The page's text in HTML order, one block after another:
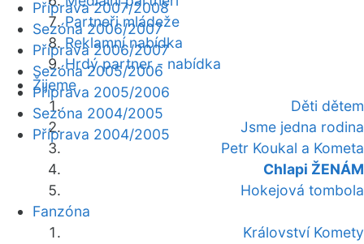
Partneři mládeže
Reklamní nabídka
Hrdý partner - nabídka
Žijeme
Děti dětem
Jsme jedna rodina
Petr Koukal a Kometa
Chlapi ŽENÁM
Hokejová tombola
Fanzóna
Království Komety
Příprava 2007/2008
Sezóna 2006/2007
Příprava 2006/2007
Sezóna 2005/2006
Příprava 2005/2006
Sezóna 2004/2005
Příprava 2004/2005